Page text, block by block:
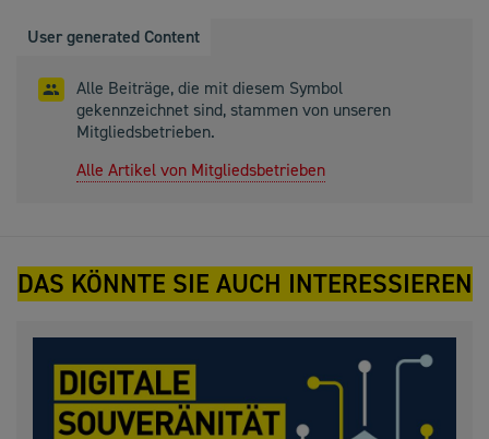
User generated Content
Alle Beiträge, die mit diesem Symbol
gekennzeichnet sind, stammen von unseren
Mitgliedsbetrieben.
Alle Artikel von Mitgliedsbetrieben
DAS KÖNNTE SIE AUCH INTERESSIEREN